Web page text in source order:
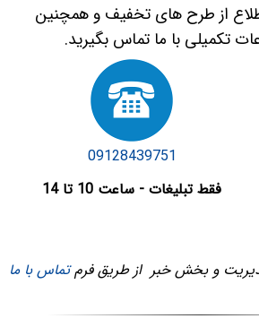
از طرح های تخفیف و همچنین
تکمیلی با ما تماس بگیرید.
09128439751
فقط تبلیغات - ساعت 10 تا 14
و بخش خبر از طریق فرمتماس با ما